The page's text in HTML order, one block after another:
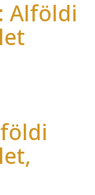
Alföldi